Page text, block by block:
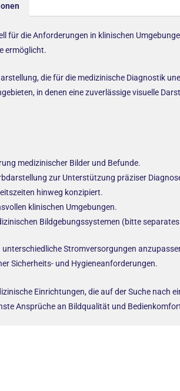
für die Anforderungen in klinischen
ermöglicht.
die für die medizinische Diagnostik
in denen eine zuverlässige visuelle
medizinischer Bilder und Befunde.
zur Unterstützung präziser
hinweg konzipiert.
klinischen Umgebungen.
Bildgebungssystemen (bitte
Stromversorgungen
Sicherheits- und Hygieneanforderungen.
Einrichtungen, die auf der Suche nach
Ansprüche an Bildqualität und